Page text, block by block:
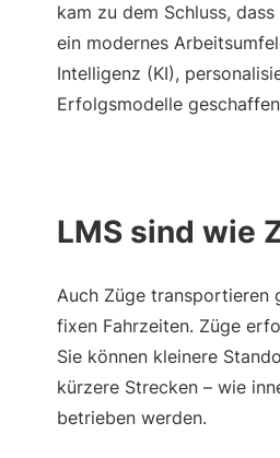
kam zu dem Schluss,
ein modernes
Intelligenz (KI),
Erfolgsmodelle
LMS sind wie
Auch Züge transportieren
fixen Fahrzeiten. Züge
Sie können kleinere
kürzere Strecken – wie
betrieben werden.